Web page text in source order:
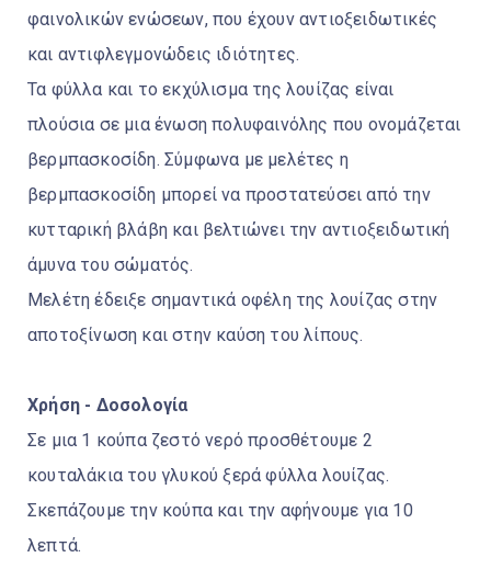
φαινολικών ενώσεων, που έχουν αντιοξειδωτικές
και αντιφλεγμονώδεις ιδιότητες.
Τα φύλλα και το εκχύλισμα της λουίζας είναι
πλούσια σε μια ένωση πολυφαινόλης που ονομάζεται
βερμπασκοσίδη. Σύμφωνα με μελέτες η
βερμπασκοσίδη μπορεί να προστατεύσει από την
κυτταρική βλάβη και βελτιώνει την αντιοξειδωτική
άμυνα του σώματός.
Μελέτη έδειξε σημαντικά οφέλη της λουίζας στην
αποτοξίνωση και στην καύση του λίπους.
Χρήση - Δοσολογία
Σε μια 1 κούπα ζεστό νερό προσθέτουμε 2
κουταλάκια του γλυκού ξερά φύλλα λουίζας.
Σκεπάζουμε την κούπα και την αφήνουμε για 10
λεπτά.